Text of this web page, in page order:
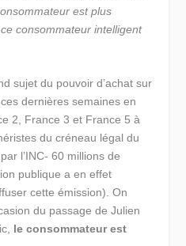
est plus
consommateur intelligent
sujet du pouvoir d’achat sur
dernières semaines en
2, France 3 et France 5 à
du créneau légal du
l’INC- 60 millions de
publique a en effet
cette émission). On
du passage de Julien
le consommateur est